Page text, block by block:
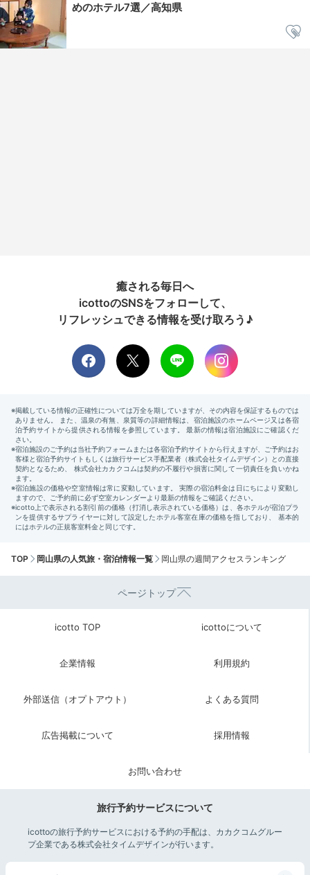
めのホテル7選／高知県
癒される毎日へ
icottoのSNSをフォローして、
リフレッシュできる情報を受け取ろう♪
TOP 岡山県の人気旅・宿泊情報一覧 岡山県の週間アクセスランキング
ページトップ
icotto TOP icottoについて
企業情報 利用規約
外部送信（オプトアウト） よくある質問
広告掲載について 採用情報
お問い合わせ
旅行予約サービスについて
icottoの旅行予約サービスにおける予約の手配は、カカクコムグルー
プ企業である株式会社タイムデザインが行います。